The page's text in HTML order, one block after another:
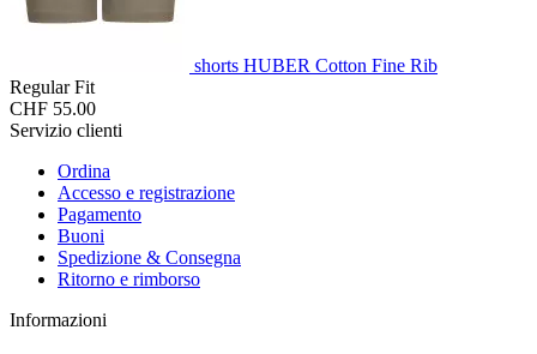
shorts HUBER Cotton Fine Rib
Regular Fit
CHF 55.00
Servizio clienti
Ordina
Accesso e registrazione
Pagamento
Buoni
Spedizione & Consegna
Ritorno e rimborso
Informazioni